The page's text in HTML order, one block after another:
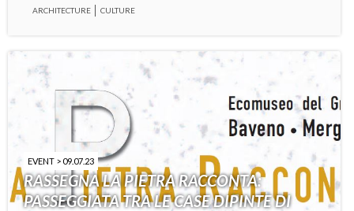
ARCHITECTURE CULTURE
EVENT > 09.07.23
RASSEGNA LA PIETRA RACCONTA:
PASSEGGIATA TRA LE CASE DIPINTE DI